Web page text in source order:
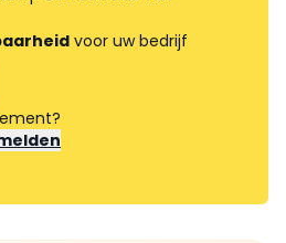
voor uw bedrijf